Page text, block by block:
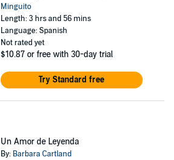
Minguito
Length: 3 hrs and 56 mins
Language: Spanish
Not rated yet
$10.87 or free with 30-day trial
Try Standard free
Un Amor de Leyenda
By: Barbara Cartland